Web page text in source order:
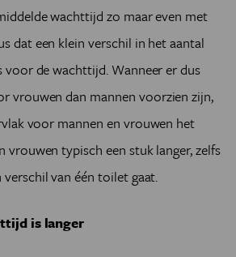
wachttijd zo maar even met
dat een klein verschil in het aantal
de wachttijd. Wanneer er dus
vrouwen dan mannen voorzien zijn,
voor mannen en vrouwen het
vrouwen typisch een stuk langer, zelfs
van één toilet gaat.
is langer